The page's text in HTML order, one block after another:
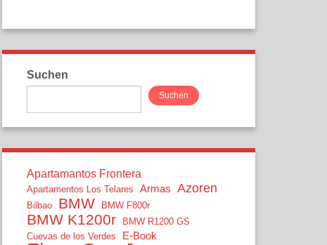
Suchen
Suchen
Apartamantos Frontera
Apartamentos Los Telares Armas Azoren
Bilbao BMW BMW F800r
BMW K1200r
BMW R1200 GS
Cuevas de los Verdes
E-Book